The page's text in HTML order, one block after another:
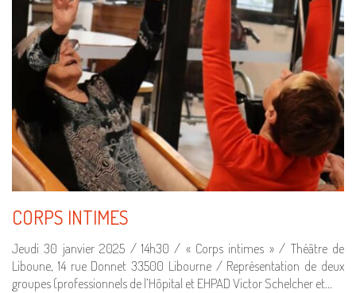
CORPS INTIMES
Jeudi 30 janvier 2025 / 14h30 / « Corps intimes » / Théâtre de
Liboune, 14 rue Donnet 33500 Libourne / Représentation de deux
groupes (professionnels de l’Hôpital et EHPAD Victor Schelcher et…